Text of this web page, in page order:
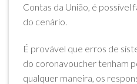
Contas da União, é possível
do cenário.
É provável que erros de
do coronavoucher tenham
qualquer maneira, os